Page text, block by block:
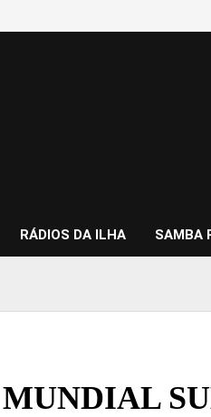
RÁDIOS DA ILHA SAMBA